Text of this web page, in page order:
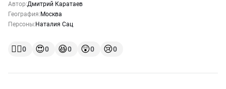
Автор:Дмитрий Каратаев
География: Москва
Персоны: Наталия Сац
👍🏻0 😍0 😆0 😲0 😢0